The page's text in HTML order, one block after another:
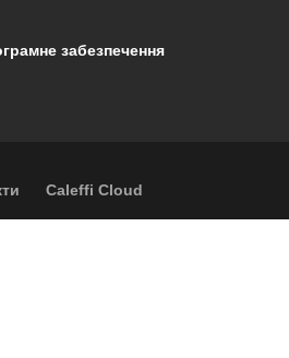
забезпечення
Caleffi Cloud